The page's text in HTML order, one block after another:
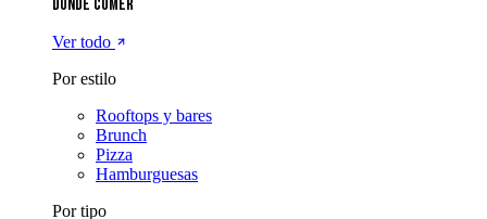
Dónde comer
Ver todo
Por estilo
Rooftops y bares
Brunch
Pizza
Hamburguesas
Por tipo